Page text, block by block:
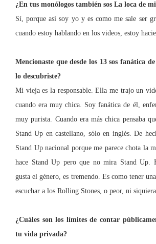
¿En tus monólogos también sos La loca de
Sí, porque así soy yo y es como me sale ser
cuando estoy hablando en los videos, estoy
Mencionaste que desde los 13 sos fanática
lo descubriste?
Mi vieja es la responsable. Ella me trajo un
cuando era muy chica. Soy fanática de él,
muy purista. Cuando era más chica pensaba
Stand Up en castellano, sólo en inglés. De
Stand Up nacional porque me parece chota la
hace Stand Up pero que no mira Stand Up.
gusta el género, es tremendo. Es como tener
escuchar a los Rolling Stones, o peor, ni
¿Cuáles son los límites de contar
tu vida privada?